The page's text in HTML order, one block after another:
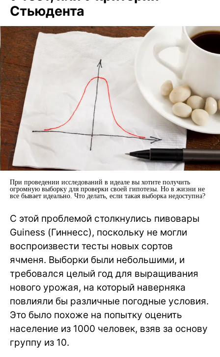
Стьюдента
При проведении исследований в идеале вы хотите получить
огромную выборку для проверки своей гипотезы. Но в жизни не
все бывает идеально. Что делать, если такая выборка недоступна?
С этой проблемой столкнулись пивовары
Guiness (Гиннесс), поскольку не могли
воспроизвести тесты новых сортов
ячменя. Выборки были небольшими, и
требовался целый год для выращивания
нового урожая, на который наверняка
повлияли бы различные погодные условия.
Это было похоже на попытку оценить
население из 1000 человек, взяв за основу
группу из 10.